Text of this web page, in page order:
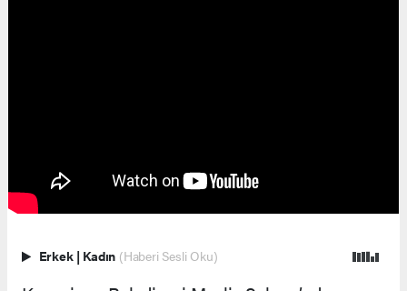
Erkek | Kadın (Haberi Sesli Oku)